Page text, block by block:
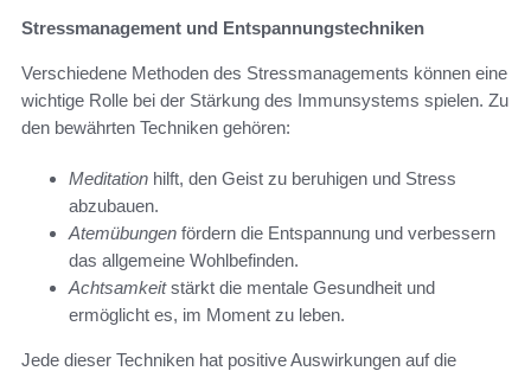
Stressmanagement und Entspannungstechniken
Verschiedene Methoden des Stressmanagements können eine
wichtige Rolle bei der Stärkung des Immunsystems spielen. Zu
den bewährten Techniken gehören:
Meditation hilft, den Geist zu beruhigen und Stress
abzubauen.
Atemübungen fördern die Entspannung und verbessern
das allgemeine Wohlbefinden.
Achtsamkeitstärkt die mentale Gesundheit und
ermöglicht es, im Moment zu leben.
Jede dieser Techniken hat positive Auswirkungen auf die